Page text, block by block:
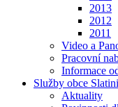
2013
2012
2011
Video a
Pracovní
Informace
Služby obce
Aktuality